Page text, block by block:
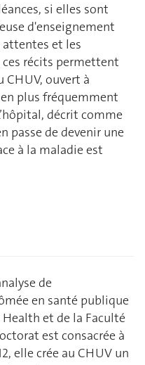
si elles sont
d'enseignement
et les
récits permettent
CHUV, ouvert à
plus fréquemment
décrit comme
passe de devenir une
à la maladie est
de
en santé publique
Health et de la Faculté
est consacrée à
elle crée au CHUV un